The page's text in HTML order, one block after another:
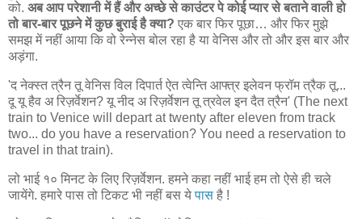
को. अब आप परेशानी में हैं और अच्छे से काउंटर पे कोई प्यार से बताने वाली हो
तो बार-बार पूछने में कुछ बुराई है क्या? एक बार फिर पूछा… और फिर मुझे
समझ में नहीं आया कि वो रेन्नेस बोल रहा है या वेनिस और तो और इस बार और
अड़ंगा.
'द नेक्स्त त्रैन तू वेनिस विल दिपार्त ऐत त्वेन्ति आफ्त्र इलेवन फ्रॉम त्रैक तू...
दू यू हैव अ रिज़र्वेशन? यू नीद अ रिज़र्वेशन तू त्रवेल इन दैत त्रैन' (The next
train to Venice will depart at twenty after eleven from track
two... do you have a reservation? You need a reservation to
travel in that train).
लो भाई १० मिनट के लिए रिज़र्वेशन. हमने कहा नहीं भाई हम तो ऐसे ही चले
जायेंगे. हमारे पास तो टिकट भी नहीं बस येपास है !